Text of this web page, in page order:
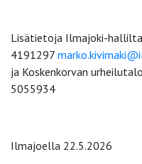
Lisätietoja Ilmajoki-
4191297
ja Koskenkorvan
5055934
Ilmajoella 22.5.2026